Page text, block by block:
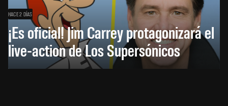
HACE 2 DÍAS
¡Es oficial! Jim Carrey protagonizará el
live-action de Los Supersónicos